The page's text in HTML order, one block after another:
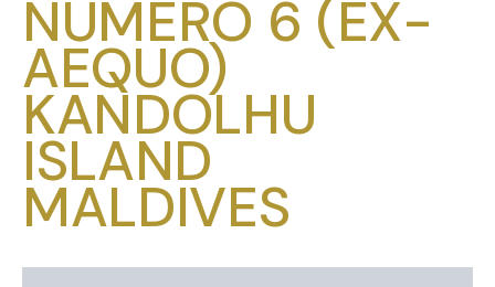
NUMÉRO 6 (EX-
AEQUO)
KANDOLHU
ISLAND
MALDIVES